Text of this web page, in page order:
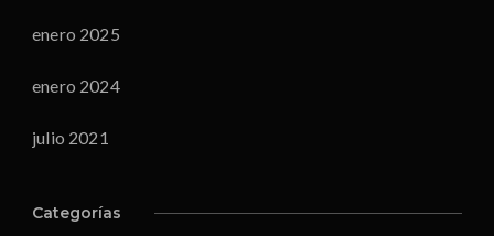
enero 2025
enero 2024
julio 2021
Categorías